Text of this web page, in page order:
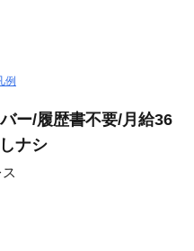
例
ー/履歴書不要/月給36
ナシ